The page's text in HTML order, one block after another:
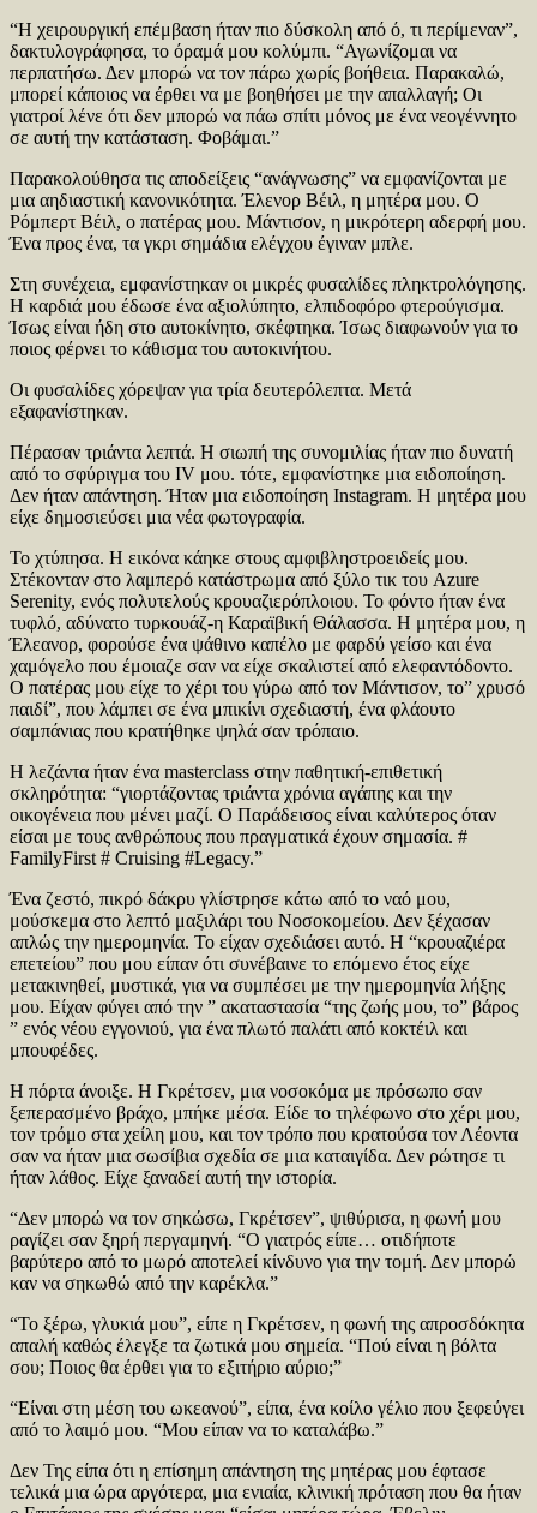
“Η χειρουργική επέμβαση ήταν πιο δύσκολη από ό, τι περίμεναν”,
δακτυλογράφησα, το όραμά μου κολύμπι. “Αγωνίζομαι να
περπατήσω. Δεν μπορώ να τον πάρω χωρίς βοήθεια. Παρακαλώ,
μπορεί κάποιος να έρθει να με βοηθήσει με την απαλλαγή; Οι
γιατροί λένε ότι δεν μπορώ να πάω σπίτι μόνος με ένα νεογέννητο
σε αυτή την κατάσταση. Φοβάμαι.”
Παρακολούθησα τις αποδείξεις “ανάγνωσης” να εμφανίζονται με
μια αηδιαστική κανονικότητα. Έλενορ Βέιλ, η μητέρα μου. Ο
Ρόμπερτ Βέιλ, ο πατέρας μου. Μάντισον, η μικρότερη αδερφή μου.
Ένα προς ένα, τα γκρι σημάδια ελέγχου έγιναν μπλε.
Στη συνέχεια, εμφανίστηκαν οι μικρές φυσαλίδες πληκτρολόγησης.
Η καρδιά μου έδωσε ένα αξιολύπητο, ελπιδοφόρο φτερούγισμα.
Ίσως είναι ήδη στο αυτοκίνητο, σκέφτηκα. Ίσως διαφωνούν για το
ποιος φέρνει το κάθισμα του αυτοκινήτου.
Οι φυσαλίδες χόρεψαν για τρία δευτερόλεπτα. Μετά
εξαφανίστηκαν.
Πέρασαν τριάντα λεπτά. Η σιωπή της συνομιλίας ήταν πιο δυνατή
από το σφύριγμα του IV μου. τότε, εμφανίστηκε μια ειδοποίηση.
Δεν ήταν απάντηση. Ήταν μια ειδοποίηση Instagram. Η μητέρα μου
είχε δημοσιεύσει μια νέα φωτογραφία.
Το χτύπησα. Η εικόνα κάηκε στους αμφιβληστροειδείς μου.
Στέκονταν στο λαμπερό κατάστρωμα από ξύλο τικ του Azure
Serenity, ενός πολυτελούς κρουαζιερόπλοιου. Το φόντο ήταν ένα
τυφλό, αδύνατο τυρκουάζ-η Καραϊβική Θάλασσα. Η μητέρα μου, η
Έλεανορ, φορούσε ένα ψάθινο καπέλο με φαρδύ γείσο και ένα
χαμόγελο που έμοιαζε σαν να είχε σκαλιστεί από ελεφαντόδοντο.
Ο πατέρας μου είχε το χέρι του γύρω από τον Μάντισον, το” χρυσό
παιδί”, που λάμπει σε ένα μπικίνι σχεδιαστή, ένα φλάουτο
σαμπάνιας που κρατήθηκε ψηλά σαν τρόπαιο.
Η λεζάντα ήταν ένα masterclass στην παθητική-επιθετική
σκληρότητα: “γιορτάζοντας τριάντα χρόνια αγάπης και την
οικογένεια που μένει μαζί. Ο Παράδεισος είναι καλύτερος όταν
είσαι με τους ανθρώπους που πραγματικά έχουν σημασία. #
FamilyFirst # Cruising #Legacy.”
Ένα ζεστό, πικρό δάκρυ γλίστρησε κάτω από το ναό μου,
μούσκεμα στο λεπτό μαξιλάρι του Νοσοκομείου. Δεν ξέχασαν
απλώς την ημερομηνία. Το είχαν σχεδιάσει αυτό. Η “κρουαζιέρα
επετείου” που μου είπαν ότι συνέβαινε το επόμενο έτος είχε
μετακινηθεί, μυστικά, για να συμπέσει με την ημερομηνία λήξης
μου. Είχαν φύγει από την ” ακαταστασία “της ζωής μου, το” βάρος
” ενός νέου εγγονιού, για ένα πλωτό παλάτι από κοκτέιλ και
μπουφέδες.
Η πόρτα άνοιξε. Η Γκρέτσεν, μια νοσοκόμα με πρόσωπο σαν
ξεπερασμένο βράχο, μπήκε μέσα. Είδε το τηλέφωνο στο χέρι μου,
τον τρόμο στα χείλη μου, και τον τρόπο που κρατούσα τον Λέοντα
σαν να ήταν μια σωσίβια σχεδία σε μια καταιγίδα. Δεν ρώτησε τι
ήταν λάθος. Είχε ξαναδεί αυτή την ιστορία.
“Δεν μπορώ να τον σηκώσω, Γκρέτσεν”, ψιθύρισα, η φωνή μου
ραγίζει σαν ξηρή περγαμηνή. “Ο γιατρός είπε… οτιδήποτε
βαρύτερο από το μωρό αποτελεί κίνδυνο για την τομή. Δεν μπορώ
καν να σηκωθώ από την καρέκλα.”
“Το ξέρω, γλυκιά μου”, είπε η Γκρέτσεν, η φωνή της απροσδόκητα
απαλή καθώς έλεγξε τα ζωτικά μου σημεία. “Πού είναι η βόλτα
σου; Ποιος θα έρθει για το εξιτήριο αύριο;”
“Είναι στη μέση του ωκεανού”, είπα, ένα κοίλο γέλιο που ξεφεύγει
από το λαιμό μου. “Μου είπαν να το καταλάβω.”
Δεν Της είπα ότι η επίσημη απάντηση της μητέρας μου έφτασε
τελικά μια ώρα αργότερα, μια ενιαία, κλινική πρόταση που θα ήταν